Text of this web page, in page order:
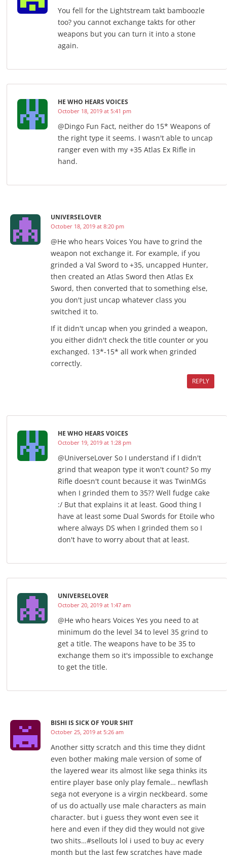
You fell for the Lightstream takt bamboozle
too? you cannot exchange takts for other
weapons but you can turn it into a stone
again.
HE WHO HEARS VOICES
October 18, 2019 at 5:41 pm
@Dingo Fun Fact, neither do 15* Weapons of
the right type it seems. I wasn't able to uncap
ranger even with my +35 Atlas Ex Rifle in
hand.
UNIVERSELOVER
October 18, 2019 at 8:20 pm
@He who hears Voices You have to grind the
weapon not exchange it. For example, if you
grinded a Val Sword to +35, uncapped Hunter,
then created an Atlas Sword then Atlas Ex
Sword, then converted that to something else,
you don't just uncap whatever class you
switched it to.
If it didn't uncap when you grinded a weapon,
you either didn't check the title counter or you
exchanged. 13*-15* all work when grinded
correctly.
REPLY
HE WHO HEARS VOICES
October 19, 2019 at 1:28 pm
@UniverseLover So I understand if I didn't
grind that weapon type it won't count? So my
Rifle doesn't count because it was TwinMGs
when I grinded them to 35?? Well fudge cake
:/ But that explains it at least. Good thing I
have at least some Dual Swords for Etoile who
where always DS when I grinded them so I
don't have to worry about that at least.
UNIVERSELOVER
October 20, 2019 at 1:47 am
@He who hears Voices Yes you need to at
minimum do the level 34 to level 35 grind to
get a title. The weapons have to be 35 to
exchange them so it's impossible to exchange
to get the title.
BISHI IS SICK OF YOUR SHIT
October 25, 2019 at 5:26 am
Another sitty scratch and this time they didnt
even bother making male version of some of
the layered wear its almost like sega thinks its
entire player base only play female… newflash
sega not everyone is a virgin neckbeard. some
of us do actually use male characters as main
character. but i guess they wont even see it
here and even if they did they would not give
two shits…#sellouts lol i used to buy ac every
month but the last few scratches have made